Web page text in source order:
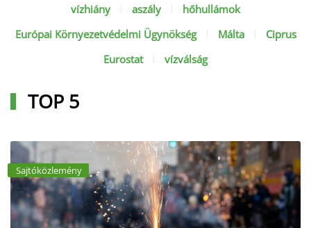
vízhiány
aszály
hőhullámok
Európai Környezetvédelmi Ügynökség
Málta
Ciprus
Eurostat
vízválság
TOP 5
Sajtóközlemény